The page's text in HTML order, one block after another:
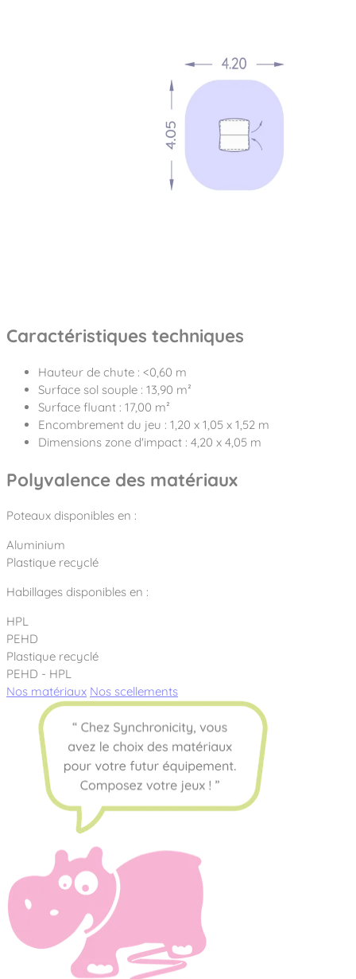
Caractéristiques techniques
Hauteur de chute : <0,60 m
Surface sol souple : 13,90 m²
Surface fluant : 17,00 m²
Encombrement du jeu : 1,20 x 1,05 x 1,52 m
Dimensions zone d'impact : 4,20 x 4,05 m
Polyvalence des matériaux
Poteaux disponibles en :
Aluminium
Plastique recyclé
Habillages disponibles en :
HPL
PEHD
Plastique recyclé
PEHD - HPL
Nos matériaux Nos scellements